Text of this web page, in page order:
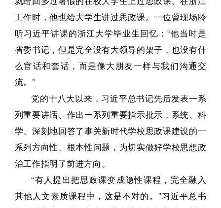
工作时，他也给大学生讲过思政课。一位曾现场聆
听习近平讲课的浙江大学毕业生回忆：“他当时是
省委书记，但是完全没有大领导的架子，也没有什
么官话和套话，而是像大朋友一样与我们沟通交
流。”
党的十八大以来，习近平总书记先后发表一系
列重要讲话、作出一系列重要指示批示，系统、科
学、深刻地回答了事关新时代学校思政课建设的一
系列方向性、根本性问题，为切实做好学校思想政
治工作指明了前进方向。
“有人提出把思政课变成隐性课程，完全融入
其他人文素质课程中，这是不对的。”习近平总书